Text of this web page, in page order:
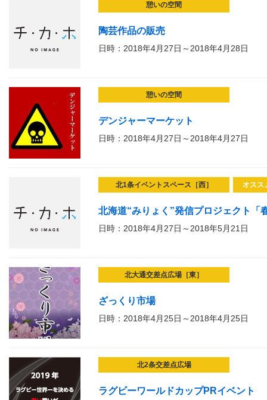
憩いの空間
陶芸作品の販売
日時：2018年4月27日～2018年4月28日
憩いの空間
デンジャーマーケット
日時：2018年4月27日～2018年4月27日
北1条イベントスペース［西］ オスス
北海道“みりょく”発信プロジェクト「
日時：2018年4月27日～2018年5月21日
北大通交差点広場［東］
ざっくり市場
日時：2018年4月25日～2018年4月25日
北2条交差点広場
ラグビーワールドカップPRイベント